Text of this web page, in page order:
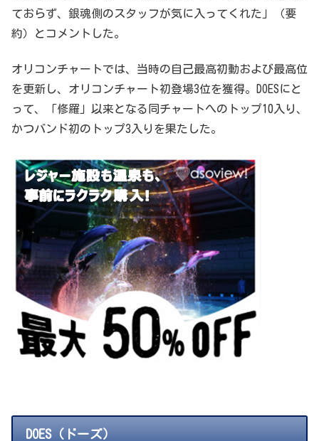
ておらず、銀魂側のスタッフが気に入ってくれた」（要
約）とコメントした。
オリコンチャートでは、当時の自己最高初動および最高位
を更新し、オリコンチャート初登場3位を獲得。DOESにと
って、「修羅」以来となる同チャートへのトップ10入り、
かつバンド初のトップ3入りを果たした。
DOES（ドーズ）